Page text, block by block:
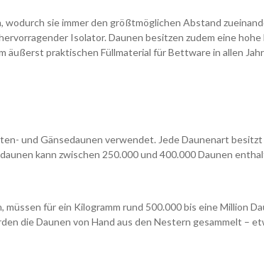
sie immer den größtmöglichen Abstand
Isolator. Daunen besitzen zudem eine
praktischen Füllmaterial für Bettware in allen
und Gänsedaunen verwendet. Jede Daunenart
kann zwischen 250.000 und 400.000 Daunen
für ein Kilogramm rund 500.000 bis eine Million
die Daunen von Hand aus den Nestern gesammelt –